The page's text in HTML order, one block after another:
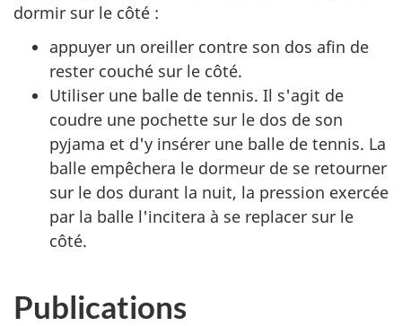
dormir sur le côté :
appuyer un oreiller contre son dos afin de
rester couché sur le côté.
Utiliser une balle de tennis. Il s'agit de
coudre une pochette sur le dos de son
pyjama et d'y insérer une balle de tennis. La
balle empêchera le dormeur de se retourner
sur le dos durant la nuit, la pression exercée
par la balle l'incitera à se replacer sur le
côté.
Publications